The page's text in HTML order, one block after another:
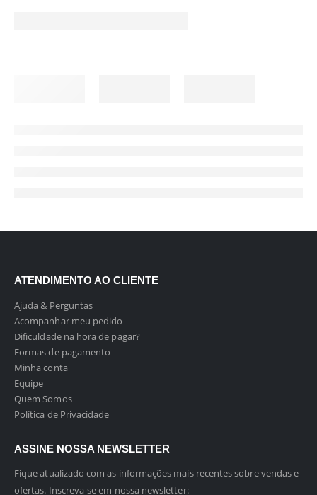
ATENDIMENTO AO CLIENTE
Ajuda & Perguntas
Acompanhar meu pedido
Dificuldade na hora de pagar?
Formas de pagamento
Minha conta
Equipe
Quem Somos
Política de Privacidade
ASSINE NOSSA NEWSLETTER
Fique atualizado com as informações mais recentes sobre vendas e
ofertas. Inscreva-se em nossa newsletter: